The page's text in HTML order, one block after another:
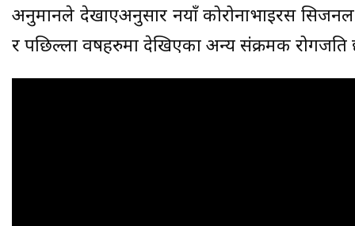
अनुमानले देखाएअनुसार नयाँ कोरोनाभाइरस
र पछिल्ला वर्षहरुमा देखिएका अन्य संक्रमक रोगजति